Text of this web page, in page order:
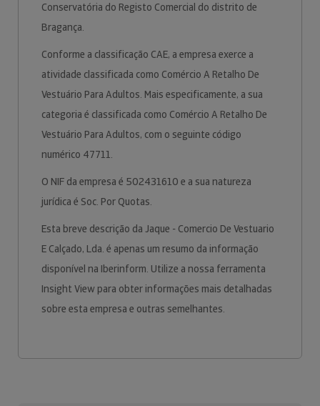
Conservatória do Registo Comercial do distrito de
Bragança.
Conforme a classificação CAE, a empresa exerce a
atividade classificada como Comércio A Retalho De
Vestuário Para Adultos. Mais especificamente, a sua
categoria é classificada como Comércio A Retalho De
Vestuário Para Adultos, com o seguinte código
numérico 47711.
O NIF da empresa é 502431610 e a sua natureza
jurídica é Soc. Por Quotas.
Esta breve descrição da Jaque - Comercio De Vestuario
E Calçado, Lda. é apenas um resumo da informação
disponível na Iberinform. Utilize a nossa ferramenta
Insight View para obter informações mais detalhadas
sobre esta empresa e outras semelhantes.